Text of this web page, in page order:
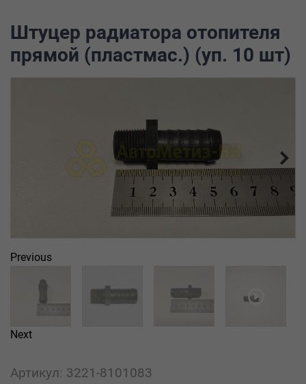
Штуцер радиатора отопителя
прямой (пластмас.) (уп. 10 шт)
Previous
Next
Артикул: 3221-8101083